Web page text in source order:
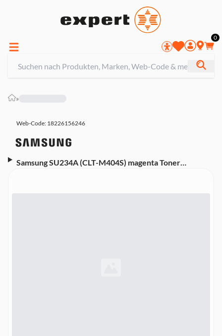
0
»
Web-Code: 18226156246
Samsung SU234A (CLT-M404S) magenta Toner